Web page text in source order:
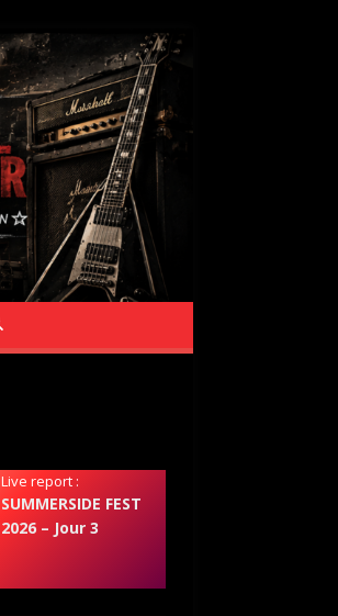
Live report :
SUMMERSIDE FEST
2026 – Jour 3